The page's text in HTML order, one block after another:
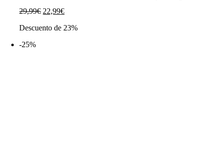
29,99€ El
original
22,99€El
actual
Descuento de 23%
-25%